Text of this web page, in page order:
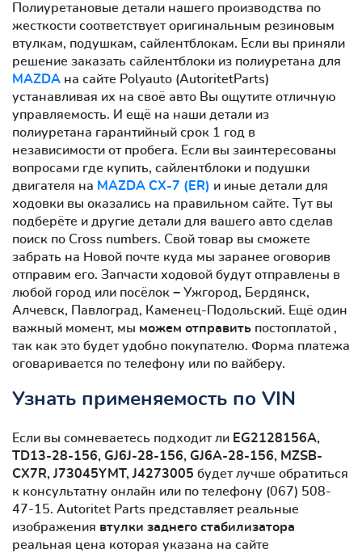
Полиуретановые детали нашего производства по
жесткости соответствует оригинальным резиновым
втулкам, подушкам, сайлентблокам. Если вы приняли
решение заказать сайлентблоки из полиуретана для
MAZDA на сайте Polyauto (AutoritetParts)
устанавливая их на своё авто Вы ощутите отличную
управляемость. И ещё на наши детали из
полиуретана гарантийный срок 1 год в
независимости от пробега. Если вы заинтересованы
вопросами где купить, сайлентблоки и подушки
двигателя на MAZDA CX-7 (ER) и иные детали для
ходовки вы оказались на правильном сайте. Тут вы
подберёте и другие детали для вашего авто сделав
поиск по Cross numbers. Свой товар вы сможете
забрать на Новой почте куда мы заранее оговорив
отправим его. Запчасти ходовой будут отправлены в
любой город или посёлок − Ужгород, Бердянск,
Алчевск, Павлоград, Каменец-Подольский. Ещё один
важный момент, мы можем отправить постоплатой ,
так как это будет удобно покупателю. Форма платежа
оговаривается по телефону или по вайберу.
Узнать применяемость по VIN
Если вы сомневаетесь подходит ли EG2128156A,
TD13-28-156, GJ6J-28-156, GJ6A-28-156, MZSB-
CX7R, J73045YMT, J4273005 будет лучше обратиться
к консультатну онлайн или по телефону (067) 508-
47-15. Autoritet Parts представляет реальные
изображения втулки заднего стабилизатора
реальная цена которая указана на сайте